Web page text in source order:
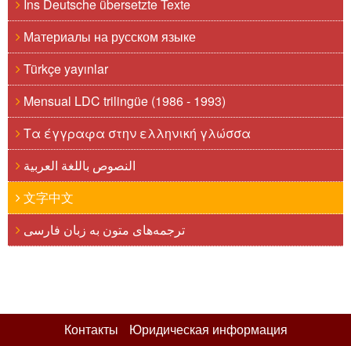
Ins Deutsche übersetzte Texte
Материалы на русском языке
Türkçe yayınlar
Mensual LDC trilingüe (1986 - 1993)
Τα έγγραφα στην ελληνική γλώσσα
النصوص باللغة العربية
文字中文
ترجمه‌های متون به زبان فارسی
Контакты Юридическая информация